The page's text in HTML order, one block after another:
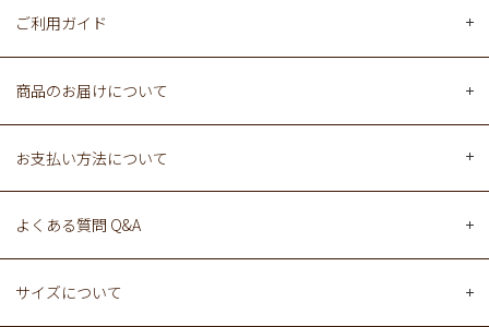
ご利用ガイド
商品のお届けについて
お支払い方法について
よくある質問 Q&A
サイズについて